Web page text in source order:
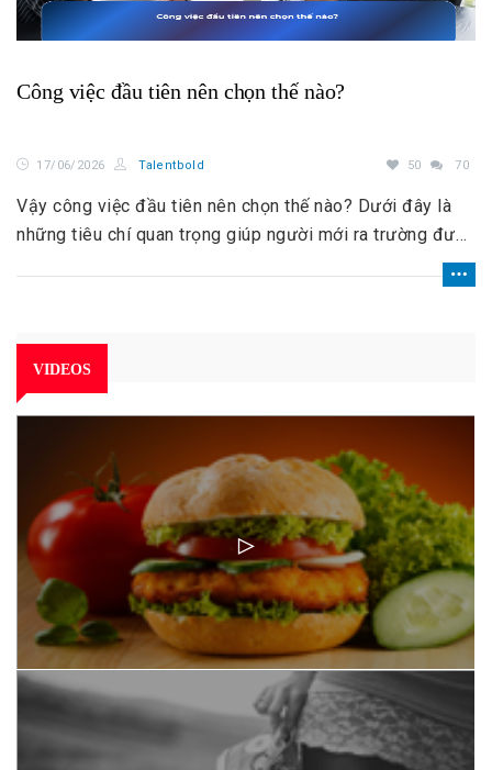
Công việc đầu tiên nên chọn thế nào?
17/06/2026 Talentbold 50 70
Vậy công việc đầu tiên nên chọn thế nào? Dưới đây là
những tiêu chí quan trọng giúp người mới ra trường đưa
VIDEOS